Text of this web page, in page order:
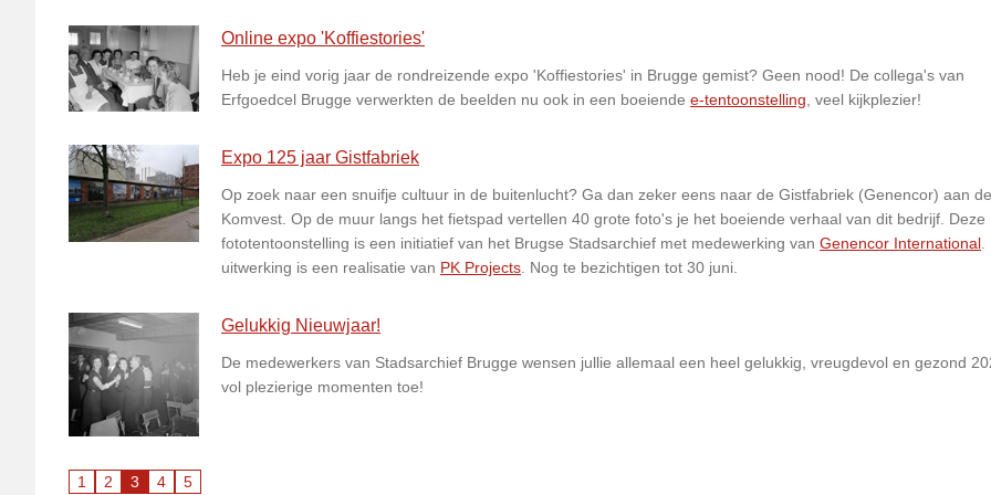
Online expo 'Koffiestories'
Heb je eind vorig jaar de rondreizende expo 'Koffiestories' in Brugge gemist? Geen nood! De collega's van
Erfgoedcel Brugge verwerkten de beelden nu ook in een boeiende e-tentoonstelling , veel kijkplezier!
Expo 125 jaar Gistfabriek
Op zoek naar een snuifje cultuur in de buitenlucht? Ga dan zeker eens naar de Gistfabriek (Genencor) aan de
Komvest. Op de muur langs het fietspad vertellen 40 grote foto's je het boeiende verhaal van dit bedrijf. Deze
fototentoonstelling is een initiatief van het Brugse Stadsarchief met medewerking van Genencor International
uitwerking is een realisatie van PK Projects . Nog te bezichtigen tot 30 juni.
Gelukkig Nieuwjaar!
De medewerkers van Stadsarchief Brugge wensen jullie allemaal een heel gelukkig, vreugdevol en gezond
vol plezierige momenten toe!
1 2 3 4 5